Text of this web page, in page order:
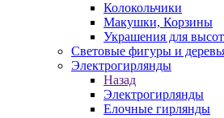
Колокольчики
Макушки, Корзины
Украшения для
Световые фигуры и
Электрогирлянды
Назад
Электрогирлянды
Елочные гирлянды